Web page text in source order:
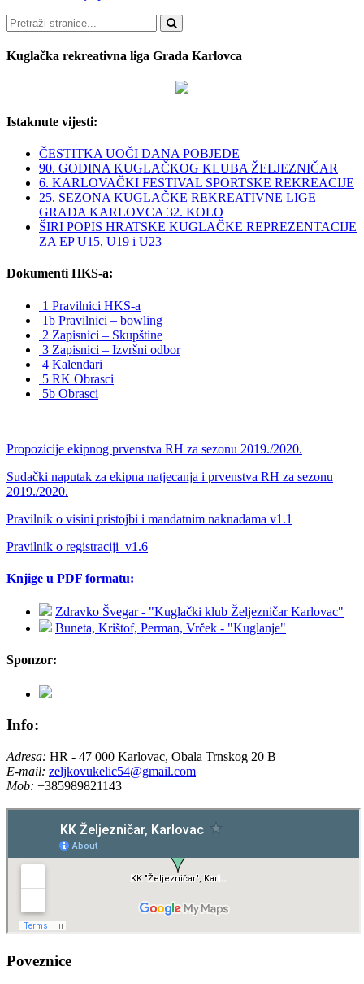
Pretraži
Kuglačka rekreativna liga Grada Karlovca
Istaknute vijesti:
ČESTITKA UOČI DANA POBJEDE
90. GODINA KUGLAČKOG KLUBA ŽELJEZNIČAR
6. KARLOVAČKI FESTIVAL SPORTSKE REKREACIJE
25. SEZONA KUGLAČKE REKREATIVNE LIGE
GRADA KARLOVCA 32. KOLO
ŠIRI POPIS HRATSKE KUGLAČKE REPREZENTACIJE
ZA EP U15, U19 i U23
Dokumenti HKS-a:
1 Pravilnici HKS-a
1b Pravilnici – bowling
2 Zapisnici – Skupštine
3 Zapisnici – Izvršni odbor
4 Kalendari
5 RK Obrasci
5b Obrasci
Propozicije ekipnog prvenstva RH za sezonu 2019./2020.
Sudački naputak za ekipna natjecanja i prvenstva RH za sezonu
2019./2020.
Pravilnik o visini pristojbi i mandatnim naknadama v1.1
Pravilnik o registraciji_v1.6
Knjige u PDF formatu:
Zdravko Švegar - "Kuglački klub Željezničar Karlovac"
Buneta, Krištof, Perman, Vrček - "Kuglanje"
Sponzor:
Info:
Adresa: HR - 47 000 Karlovac, Obala Trnskog 20 B
E-mail: zeljkovukelic54@gmail.com
Mob: +385989821143
Poveznice